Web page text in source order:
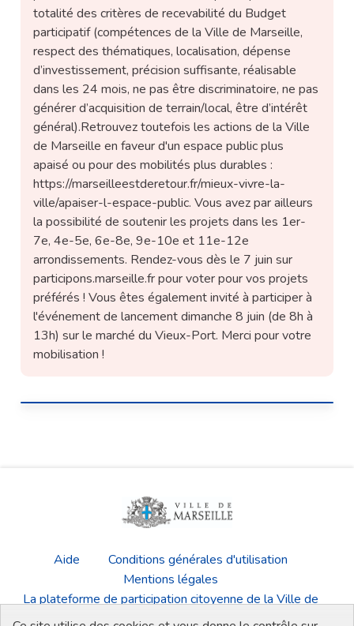
totalité des critères de recevabilité du Budget
participatif (compétences de la Ville de Marseille,
respect des thématiques, localisation, dépense
d’investissement, précision suffisante, réalisable
dans les 24 mois, ne pas être discriminatoire, ne pas
générer d’acquisition de terrain/local, être d’intérêt
général).Retrouvez toutefois les actions de la Ville
de Marseille en faveur d'un espace public plus
apaisé ou pour des mobilités plus durables :
https://marseilleestderetour.fr/mieux-vivre-la-
ville/apaiser-l-espace-public. Vous avez par ailleurs
la possibilité de soutenir les projets dans les 1er-
7e, 4e-5e, 6e-8e, 9e-10e et 11e-12e
arrondissements. Rendez-vous dès le 7 juin sur
participons.marseille.fr pour voter pour vos projets
préférés ! Vous êtes également invité à participer à
l'événement de lancement dimanche 8 juin (de 8h à
13h) sur le marché du Vieux-Port. Merci pour votre
mobilisation !
Aide
Conditions générales d'utilisation
Mentions légales
La plateforme de participation citoyenne de la Ville de
Marseille